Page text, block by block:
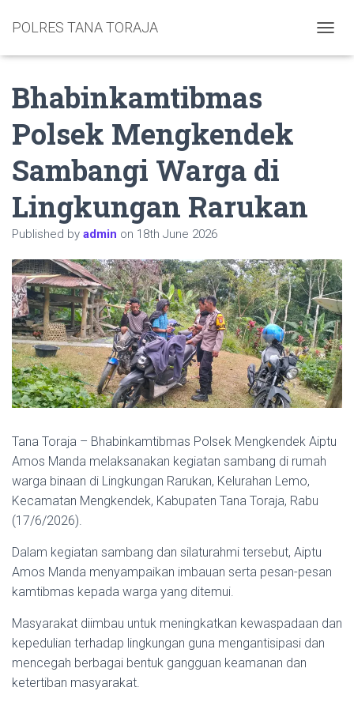
POLRES TANA TORAJA
Bhabinkamtibmas
Polsek Mengkendek
Sambangi Warga di
Lingkungan Rarukan
Published by admin on 18th June 2026
Tana Toraja – Bhabinkamtibmas Polsek Mengkendek Aiptu
Amos Manda melaksanakan kegiatan sambang di rumah
warga binaan di Lingkungan Rarukan, Kelurahan Lemo,
Kecamatan Mengkendek, Kabupaten Tana Toraja, Rabu
(17/6/2026).
Dalam kegiatan sambang dan silaturahmi tersebut, Aiptu
Amos Manda menyampaikan imbauan serta pesan-pesan
kamtibmas kepada warga yang ditemui.
Masyarakat diimbau untuk meningkatkan kewaspadaan dan
kepedulian terhadap lingkungan guna mengantisipasi dan
mencegah berbagai bentuk gangguan keamanan dan
ketertiban masyarakat.